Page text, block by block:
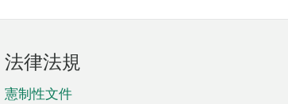
法律法規
憲制性文件